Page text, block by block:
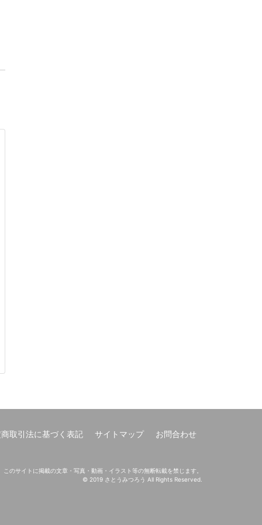
取引法に基づく表記 サイトマップ お問合わせ
このサイトに掲載の文章・写真・動画・イラスト等の無断転載を禁じます。
© 2019 さとうみつろう All Rights Reserved.